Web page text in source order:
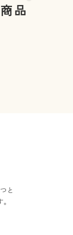
品
と